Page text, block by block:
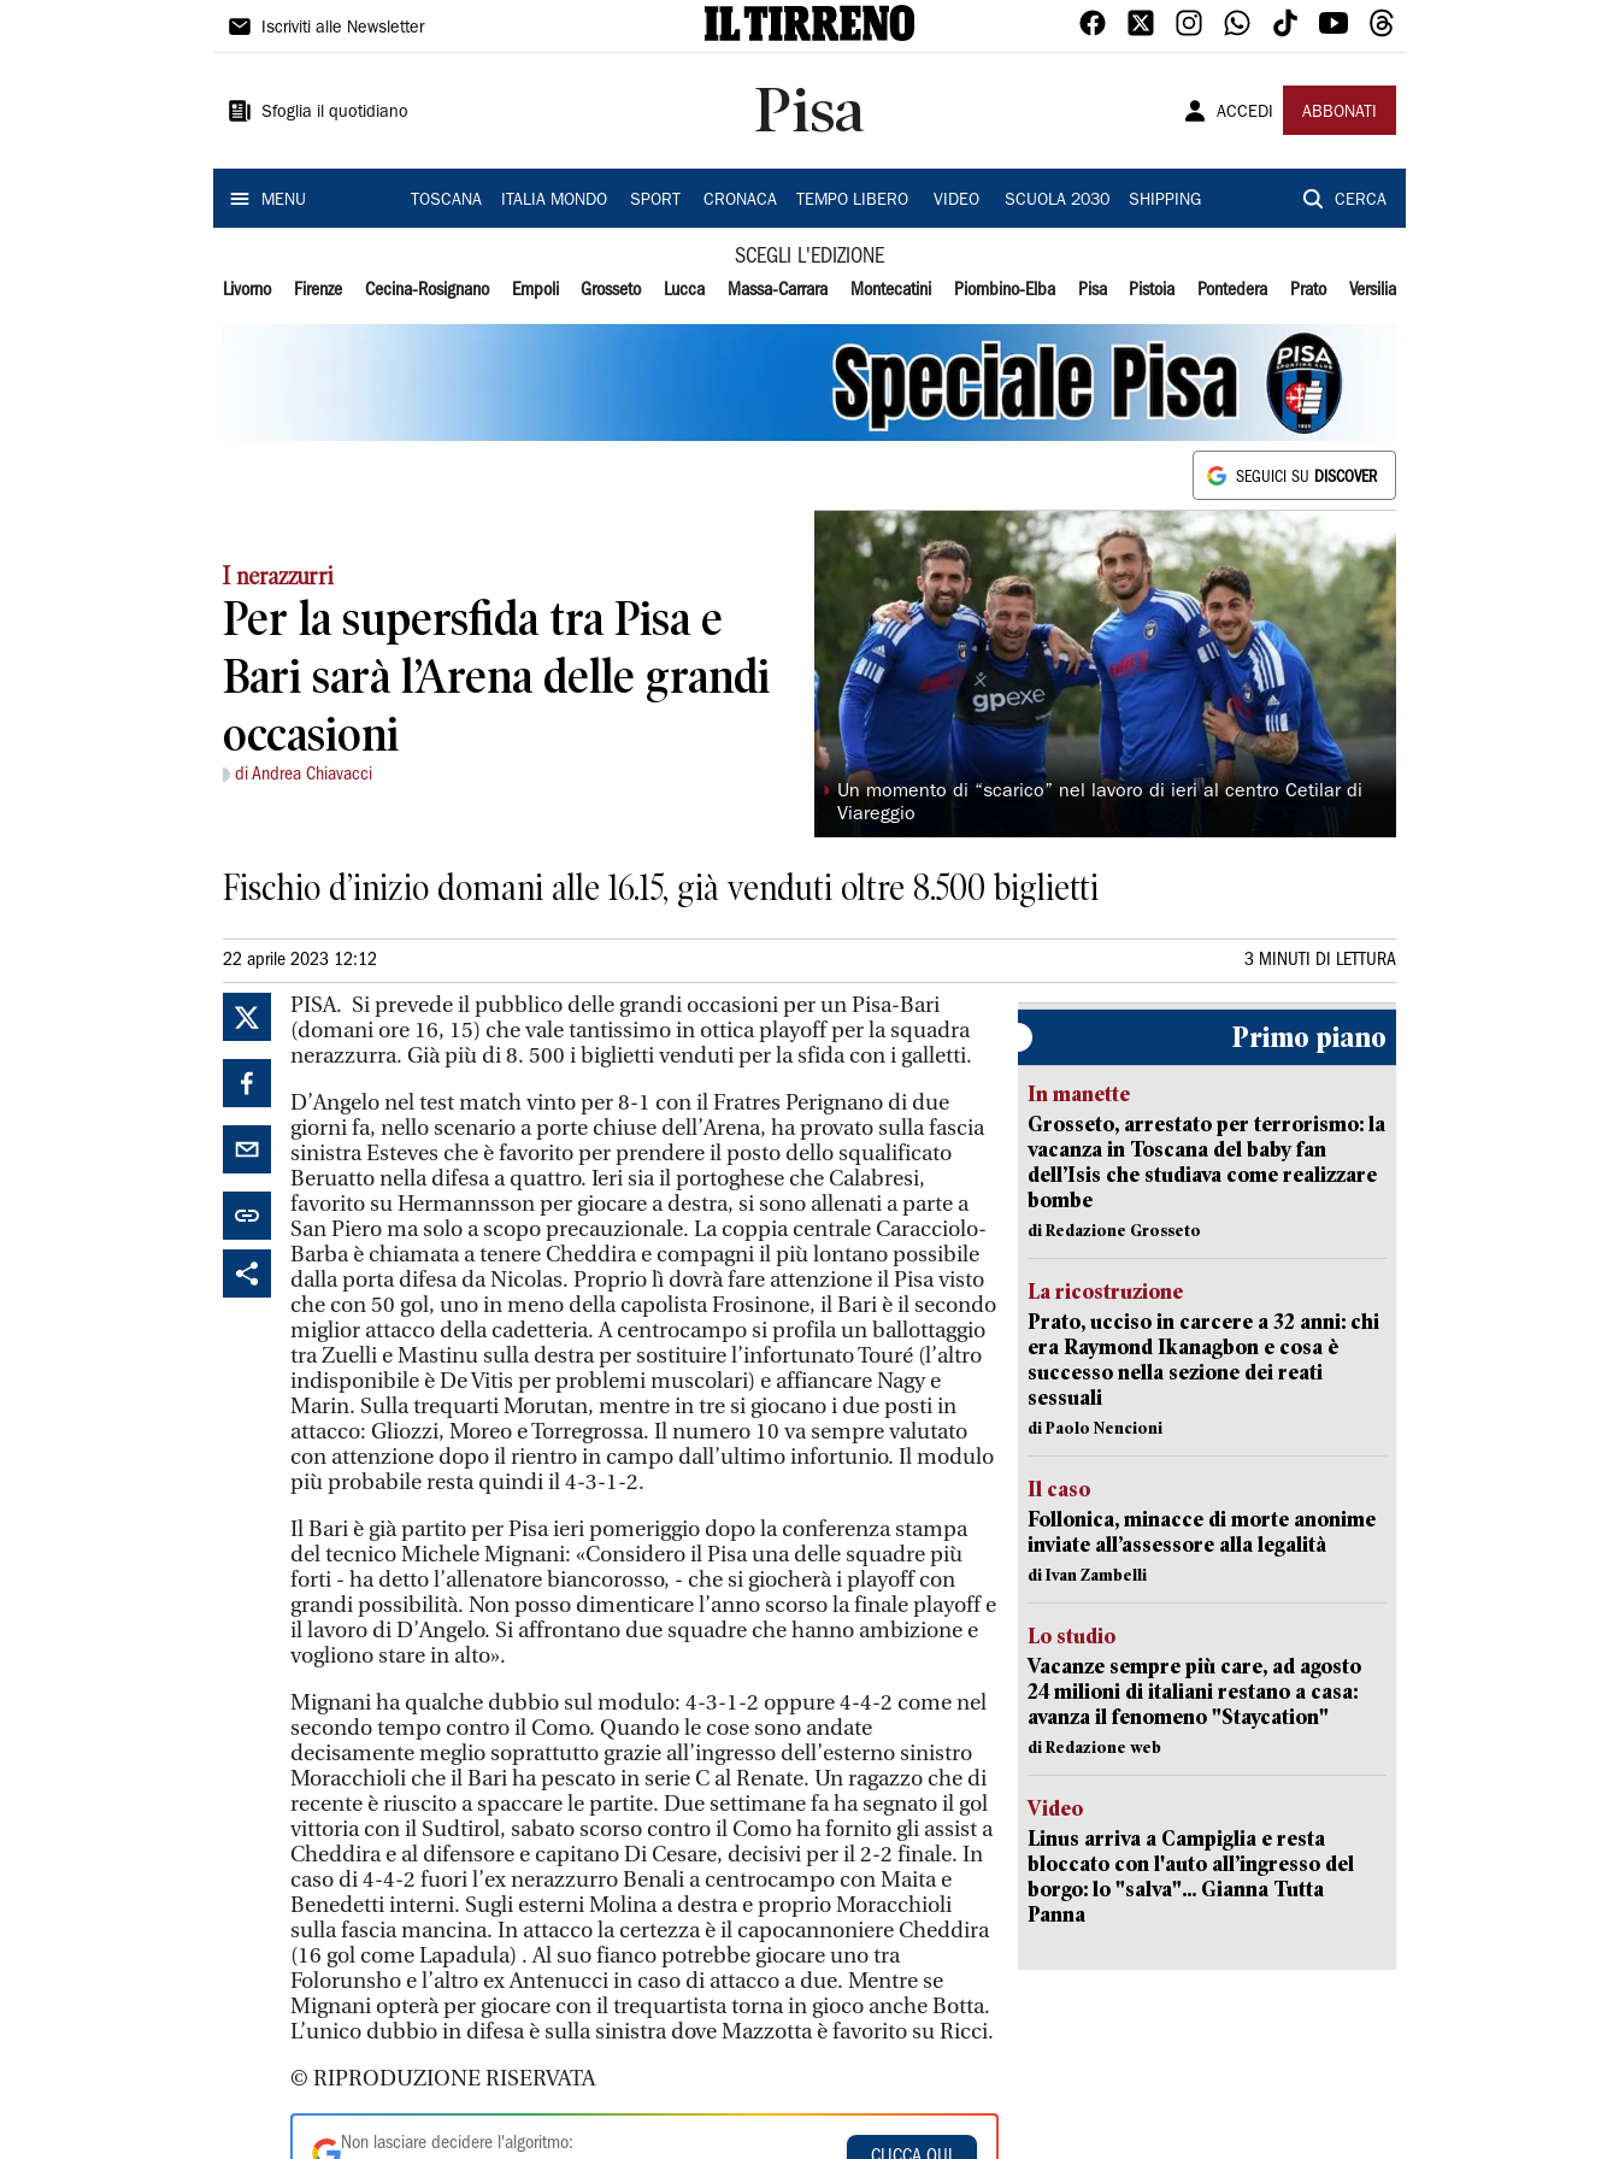
Il
Iscriviti alle Newsletter
Sfoglia il quotidiano Pisa ACCEDI ABBONATI
MENU TOSCANA ITALIA MONDO SPORT CRONACA TEMPO LIBERO VIDEO SCUOLA 2030 SHIPPING CERCA
SCEGLI L'EDIZIONE
Livorno Firenze Cecina-Rosignano Empoli Grosseto Lucca Massa-Carrara Montecatini Piombino-Elba Pisa Pistoia Pontedera Prato Versilia
SEGUICI SU DISCOVER
I nerazzurri
Per la supersfida tra Pisa e
Bari sarà l’Arena delle grandi
occasioni
di Andrea Chiavacci
◗ Un momento di “scarico” nel lavoro di ieri al centro Cetilar di
Viareggio
Fischio d’inizio domani alle 16.15, già venduti oltre 8.500 biglietti
22 aprile 2023 12:12 3 MINUTI DI LETTURA
PISA. Si prevede il pubblico delle grandi occasioni per un Pisa-Bari
(domani ore 16, 15) che vale tantissimo in ottica playoff per la squadra
nerazzurra. Già più di 8. 500 i biglietti venduti per la sfida con i galletti.
D’Angelo nel test match vinto per 8-1 con il Fratres Perignano di due
giorni fa, nello scenario a porte chiuse dell’Arena, ha provato sulla fascia
sinistra Esteves che è favorito per prendere il posto dello squalificato
Beruatto nella difesa a quattro. Ieri sia il portoghese che Calabresi,
favorito su Hermannsson per giocare a destra, si sono allenati a parte a
San Piero ma solo a scopo precauzionale. La coppia centrale Caracciolo-
Barba è chiamata a tenere Cheddira e compagni il più lontano possibile
dalla porta difesa da Nicolas. Proprio lì dovrà fare attenzione il Pisa visto
che con 50 gol, uno in meno della capolista Frosinone, il Bari è il secondo
miglior attacco della cadetteria. A centrocampo si profila un ballottaggio
tra Zuelli e Mastinu sulla destra per sostituire l’infortunato Touré (l’altro
indisponibile è De Vitis per problemi muscolari) e affiancare Nagy e
Marin. Sulla trequarti Morutan, mentre in tre si giocano i due posti in
attacco: Gliozzi, Moreo e Torregrossa. Il numero 10 va sempre valutato
con attenzione dopo il rientro in campo dall’ultimo infortunio. Il modulo
più probabile resta quindi il 4-3-1-2.
Il Bari è già partito per Pisa ieri pomeriggio dopo la conferenza stampa
del tecnico Michele Mignani: «Considero il Pisa una delle squadre più
forti - ha detto l’allenatore biancorosso, - che si giocherà i playoff con
grandi possibilità. Non posso dimenticare l’anno scorso la finale playoff e
il lavoro di D’Angelo. Si affrontano due squadre che hanno ambizione e
vogliono stare in alto».
Mignani ha qualche dubbio sul modulo: 4-3-1-2 oppure 4-4-2 come nel
secondo tempo contro il Como. Quando le cose sono andate
decisamente meglio soprattutto grazie all’ingresso dell’esterno sinistro
Moracchioli che il Bari ha pescato in serie C al Renate. Un ragazzo che di
recente è riuscito a spaccare le partite. Due settimane fa ha segnato il gol
vittoria con il Sudtirol, sabato scorso contro il Como ha fornito gli assist a
Cheddira e al difensore e capitano Di Cesare, decisivi per il 2-2 finale. In
caso di 4-4-2 fuori l’ex nerazzurro Benali a centrocampo con Maita e
Benedetti interni. Sugli esterni Molina a destra e proprio Moracchioli
sulla fascia mancina. In attacco la certezza è il capocannoniere Cheddira
(16 gol come Lapadula) . Al suo fianco potrebbe giocare uno tra
Folorunsho e l’altro ex Antenucci in caso di attacco a due. Mentre se
Mignani opterà per giocare con il trequartista torna in gioco anche Botta.
L’unico dubbio in difesa è sulla sinistra dove Mazzotta è favorito su Ricci.
© RIPRODUZIONE RISERVATA
Non lasciare decidere l'algoritmo:
Primo piano
In manette
Grosseto, arrestato per terrorismo: la
vacanza in Toscana del baby fan
dell’Isis che studiava come realizzare
bombe
di Redazione Grosseto
La ricostruzione
Prato, ucciso in carcere a 32 anni: chi
era Raymond Ikanagbon e cosa è
successo nella sezione dei reati
sessuali
di Paolo Nencioni
Il caso
Follonica, minacce di morte anonime
inviate all’assessore alla legalità
di Ivan Zambelli
Lo studio
Vacanze sempre più care, ad agosto
24 milioni di italiani restano a casa:
avanza il fenomeno "Staycation"
di Redazione web
Video
Linus arriva a Campiglia e resta
bloccato con l'auto all’ingresso del
borgo: lo "salva"... Gianna Tutta
Panna